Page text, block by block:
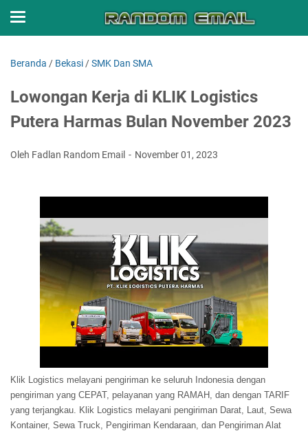
Beranda / Bekasi /SMK Dan SMA
Lowongan Kerja di KLIK Logistics
Putera Harmas Bulan November 2023
Oleh Fadlan Random Email November 01, 2023
Klik Logistics melayani pengiriman ke seluruh Indonesia dengan
pengiriman yang CEPAT, pelayanan yang RAMAH, dan dengan TARIF
yang terjangkau. Klik Logistics melayani pengiriman Darat, Laut, Sewa
Kontainer, Sewa Truck, Pengiriman Kendaraan, dan Pengiriman Alat